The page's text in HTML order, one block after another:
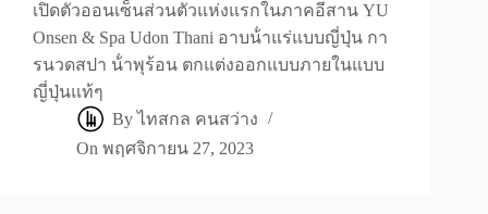
เปิดตัวออนเซ็นส่วนตัวแห่งแรกในภาคอีสาน YU
Onsen & Spa Udon Thani อาบน้ําแร่แบบญี่ปุ่น กา
รนวดสปา น้ําพุร้อน ตกแต่งออกแบบภายในแบบ
ญี่ปุ่นแท้ๆ
By ไทสกล คนสว่าง
On พฤศจิกายน 27, 2023